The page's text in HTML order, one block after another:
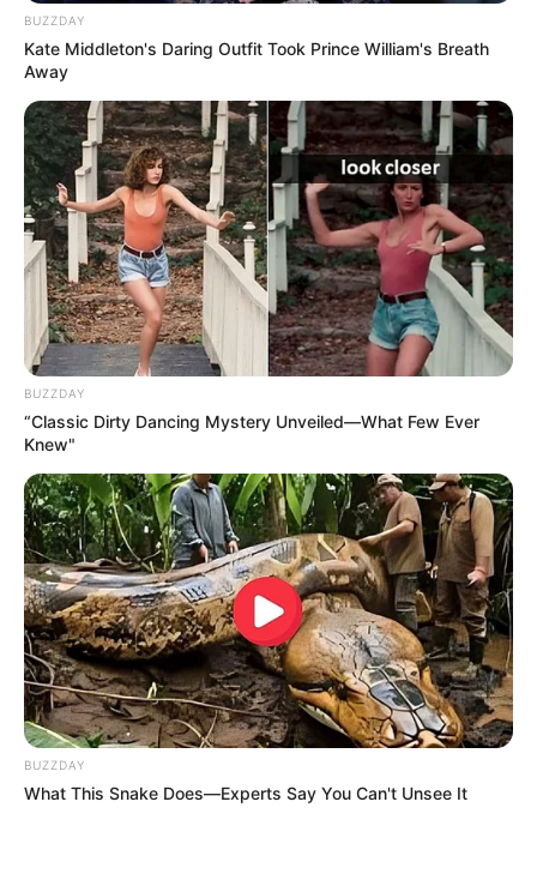
ΤΑΥΤΟΤΗΤΑ ΚΑΙ ΕΠΙΚΟΙΝΩΝΙΑ ΟΡΟΙ ΧΡΗΣΗΣ
© 2025 EVIANEWS του Γιώργου Κουτσελίνη
BUZZDAY
Kate Middleton's Daring Outfit Took Prince William's Breath
Away
BUZZDAY
“Classic Dirty Dancing Mystery Unveiled—What Few Ever
Knew"
BUZZDAY
What This Snake Does—Experts Say You Can't Unsee It